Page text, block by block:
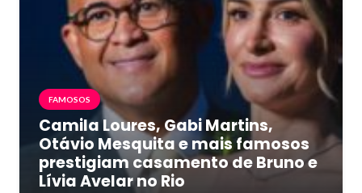
FAMOSOS
Camila Loures, Gabi Martins,
Otávio Mesquita e mais famosos
prestigiam casamento de Bruno e
Lívia Avelar no Rio